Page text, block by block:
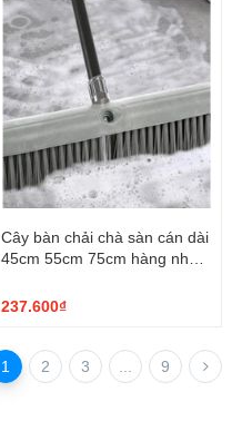
Cây bàn chải chà sàn cán dài
45cm 55cm 75cm hàng nhập
237.600₫
1 2 3 9